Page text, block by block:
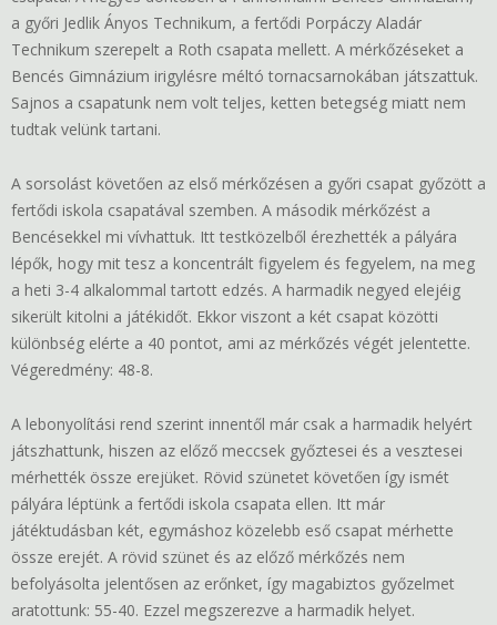
a győri Jedlik Ányos Technikum, a fertődi Porpáczy Aladár
Technikum szerepelt a Roth csapata mellett. A mérkőzéseket a
Bencés Gimnázium irigylésre méltó tornacsarnokában játszattuk.
Sajnos a csapatunk nem volt teljes, ketten betegség miatt nem
tudtak velünk tartani.
A sorsolást követően az első mérkőzésen a győri csapat győzött a
fertődi iskola csapatával szemben. A második mérkőzést a
Bencésekkel mi vívhattuk. Itt testközelből érezhették a pályára
lépők, hogy mit tesz a koncentrált figyelem és fegyelem, na meg
a heti 3-4 alkalommal tartott edzés. A harmadik negyed elejéig
sikerült kitolni a játékidőt. Ekkor viszont a két csapat közötti
különbség elérte a 40 pontot, ami az mérkőzés végét jelentette.
Végeredmény: 48-8.
A lebonyolítási rend szerint innentől már csak a harmadik helyért
játszhattunk, hiszen az előző meccsek győztesei és a vesztesei
mérhették össze erejüket. Rövid szünetet követően így ismét
pályára léptünk a fertődi iskola csapata ellen. Itt már
játéktudásban két, egymáshoz közelebb eső csapat mérhette
össze erejét. A rövid szünet és az előző mérkőzés nem
befolyásolta jelentősen az erőnket, így magabiztos győzelmet
aratottunk: 55-40. Ezzel megszerezve a harmadik helyet.